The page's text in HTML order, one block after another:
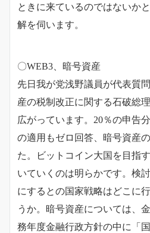
ときに来ているのではないか
解を伺います。
〇WEB3、暗号資産
先日我が党浅野議員が代表質
産の税制改正に関する石破総
広がっています。20％の申告
の適用もゼロ回答、暗号資産
た。ビットコイン大国を目指
いていくのは明らかです。検
にするとの国家戦略はどこに
うか。暗号資産については、
務年度金融行政方針の中に「